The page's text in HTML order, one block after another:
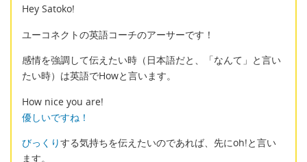
Hey Satoko!
ユーコネクトの英語コーチのアーサーです！
感情を強調して伝えたい時（日本語だと、「なんて」と言い
たい時）は英語でHowと言います。
How nice you are!
優しいですね！
びっくりする気持ちを伝えたいのであれば、先にoh!と言い
ます。